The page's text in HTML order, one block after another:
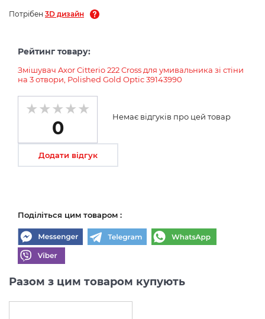
Потрібен 3D дизайн
Рейтинг товару:
Змішувач Axor Citterio 222 Cross для умивальника зі стіни
на 3 отвори, Polished Gold Optic 39143990
0
Немає відгуків про цей товар
Додати відгук
Поділіться цим товаром :
Разом з цим товаром купують